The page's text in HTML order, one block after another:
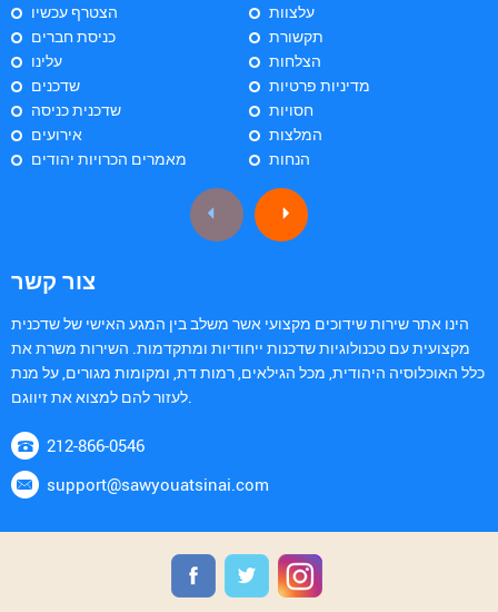
הצטרף עכשיו
כניסת חברים
עלינו
שדכנים
שדכנית כניסה
אירועים
מאמרים הכרויות יהודים
עלצוות
תקשורת
הצלחות
מדיניות פרטיות
חסויות
המלצות
הנחות
צור קשר
הינו אתר שירות שידוכים מקצועי אשר משלב בין המגע האישי של שדכנית
מקצועית עם טכנולוגיות שדכנות ייחודיות ומתקדמות. השירות משרת את
כלל האוכלוסיה היהודית, מכל הגילאים, רמות דת, ומקומות מגורים, על מנת
לעזור להם למצוא את זיווגם.
212-866-0546
support@sawyouatsinai.com